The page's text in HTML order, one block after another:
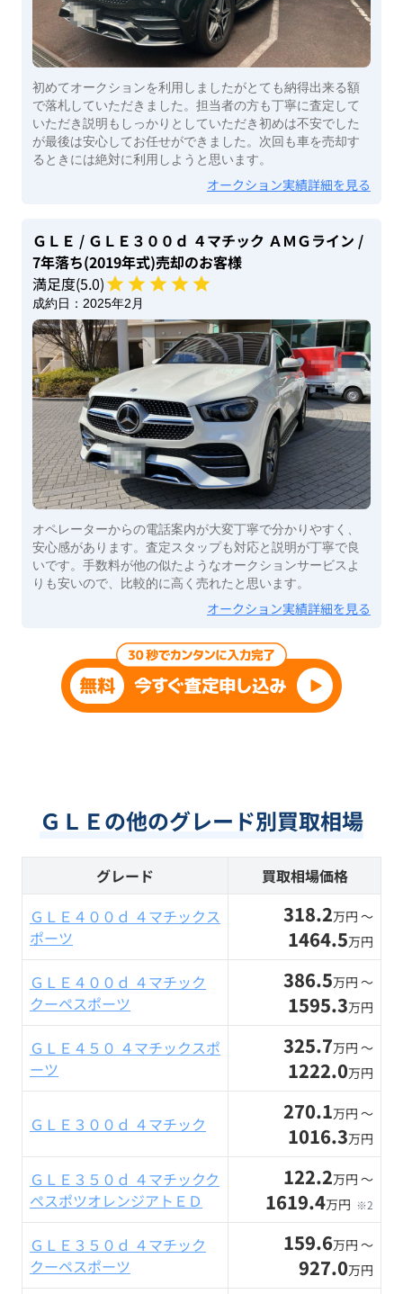
初めてオークションを利用しましたがとても納得出来る額
で落札していただきました。担当者の方も丁寧に査定して
いただき説明もしっかりとしていただき初めは不安でした
が最後は安心してお任せができました。次回も車を売却す
るときには絶対に利用しようと思います。
オークション実績詳細を見る
ＧＬＥ / ＧＬＥ３００ｄ ４マチック ＡＭＧライン /
7年落ち(2019年式)売却のお客様
満足度(5.0)
成約日： 2025年2月
オペレーターからの電話案内が大変丁寧で分かりやすく、
安心感があります。査定スタップも対応と説明が丁寧で良
いです。手数料が他の似たようなオークションサービスよ
りも安いので、比較的に高く売れたと思います。
オークション実績詳細を見る
ＧＬＥの他のグレード別買取相場
グレード
買取相場価格
ＧＬＥ４００ｄ ４マチックス
ポーツ
318.2万円 〜
1464.5万円
ＧＬＥ４００ｄ ４マチック
クーペスポーツ
386.5万円 〜
1595.3万円
ＧＬＥ４５０ ４マチックスポ
ーツ
325.7万円 〜
1222.0万円
ＧＬＥ３００ｄ ４マチック 270.1万円 〜
1016.3万円
ＧＬＥ３５０ｄ ４マチックク
ペスポツオレンジアトＥＤ
122.2万円 〜
1619.4万円 ※2
ＧＬＥ３５０ｄ ４マチック
クーペスポーツ
159.6万円 〜
927.0万円